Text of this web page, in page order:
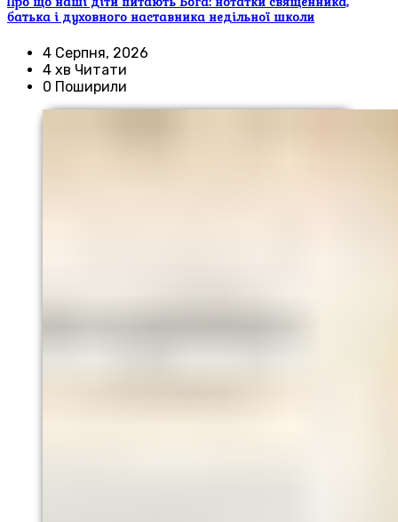
батька і духовного наставника недільної школи
4 Серпня, 2026
4 хв Читати
0 Поширили